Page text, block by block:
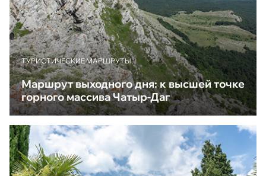
ТУРИСТИЧЕСКИЕ МАРШРУТЫ
Маршрут выходного дня: к высшей точке
горного массива Чатыр-Даг